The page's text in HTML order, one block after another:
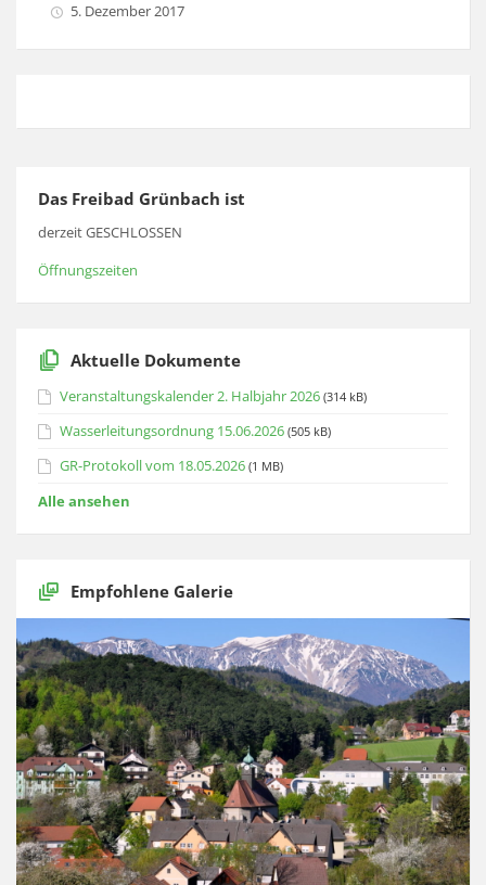
5. Dezember 2017
Das Freibad Grünbach ist
derzeit GESCHLOSSEN
Öffnungszeiten
Aktuelle Dokumente
Veranstaltungskalender 2. Halbjahr 2026 (314 kB)
Wasserleitungsordnung 15.06.2026 (505 kB)
GR-Protokoll vom 18.05.2026 (1 MB)
Alle ansehen
Empfohlene Galerie